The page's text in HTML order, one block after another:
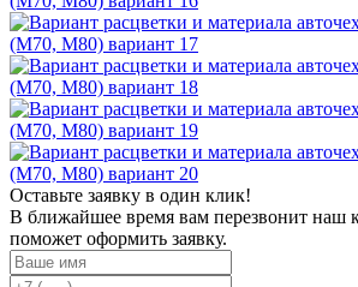
Оставьте заявку в один клик!
В ближайшее время вам перезвонит наш
поможет оформить заявку.